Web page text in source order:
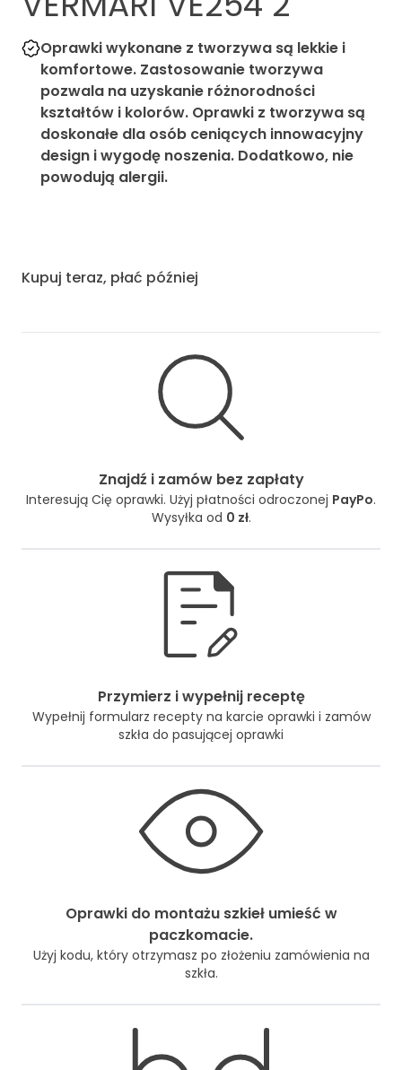
Oprawki wykonane z tworzywa są lekkie i
komfortowe. Zastosowanie tworzywa
pozwala na uzyskanie różnorodności
kształtów i kolorów. Oprawki z tworzywa są
doskonałe dla osób ceniących innowacyjny
design i wygodę noszenia. Dodatkowo, nie
powodują alergii.
Kupuj teraz, płać później
Znajdź i zamów bez zapłaty
Interesują Cię oprawki. Użyj płatności odroczonej PayPo.
Wysyłka od 0 zł.
Przymierz i wypełnij receptę
Wypełnij formularz recepty na karcie oprawki i zamów
szkła do pasującej oprawki
Oprawki do montażu szkieł umieść w
paczkomacie.
Użyj kodu, który otrzymasz po złożeniu zamówienia na
szkła.